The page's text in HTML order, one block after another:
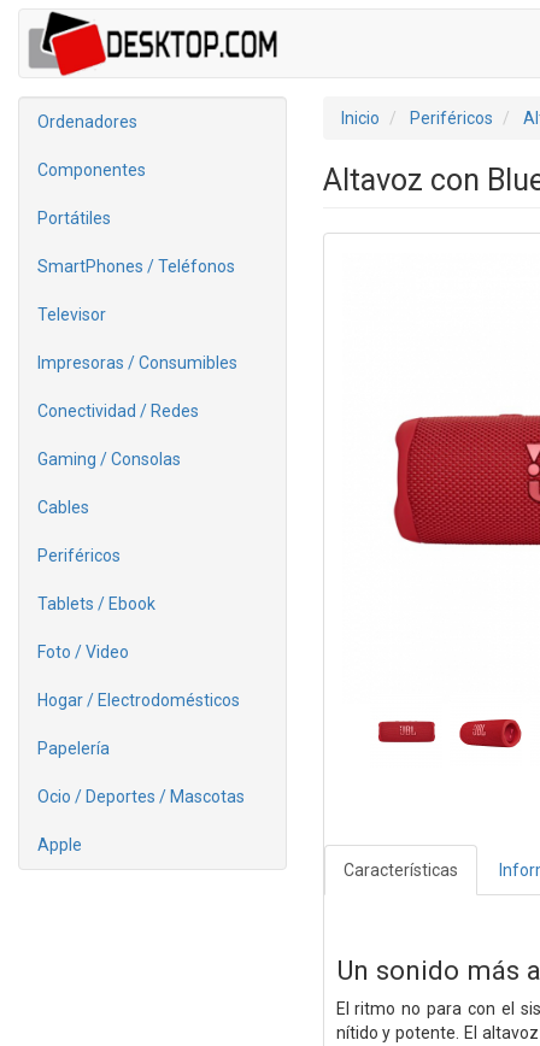
Ordenadores
Componentes
Portátiles
SmartPhones / Teléfonos
Televisor
Impresoras / Consumibles
Conectividad / Redes
Gaming / Consolas
Cables
Periféricos
Tablets / Ebook
Foto / Video
Hogar / Electrodomésticos
Papelería
Ocio / Deportes / Mascotas
Apple
Inicio Periféricos
Altavoz con
Características
Un sonido más
El ritmo no para con el
nítido y potente. El